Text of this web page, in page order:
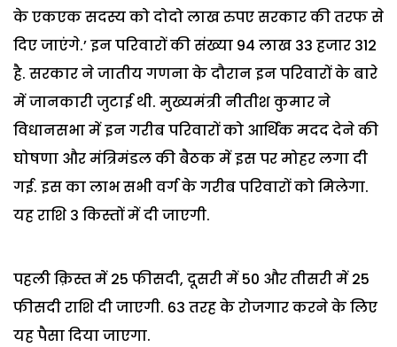
के एकएक सदस्य को दोदो लाख रुपए सरकार की तरफ से
दिए जाएंगे.’ इन परिवारों की संख्या 94 लाख 33 हजार 312
है. सरकार ने जातीय गणना के दौरान इन परिवारों के बारे
में जानकारी जुटाई थी. मुख्यमंत्री नीतीश कुमार ने
विधानसभा में इन गरीब परिवारों को आर्थिक मदद देने की
घोषणा और मंत्रिमंडल की बैठक में इस पर मोहर लगा दी
गई. इस का लाभ सभी वर्ग के गरीब परिवारों को मिलेगा.
यह राशि 3 किस्तों में दी जाएगी.
पहली क़िस्त में 25 फीसदी, दूसरी में 50 और तीसरी में 25
फीसदी राशि दी जाएगी. 63 तरह के रोजगार करने के लिए
यह पैसा दिया जाएगा.